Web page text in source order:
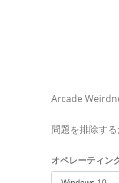
Arcade
問題を排除す
オペレーティン